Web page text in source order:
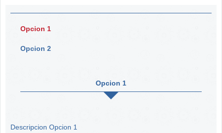
Opcion 1
Opcion 2
Opcion 1
Descripcion Opcion 1